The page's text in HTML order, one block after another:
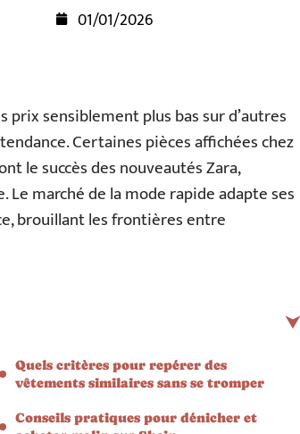
01/01/2026
sensiblement plus bas sur d’autres
Certaines pièces affichées chez
le succès des nouveautés Zara,
marché de la mode rapide adapte ses
brouillant les frontières entre
Quels critères pour repérer des
vêtements similaires sans se tromper
Conseils pratiques pour dénicher et